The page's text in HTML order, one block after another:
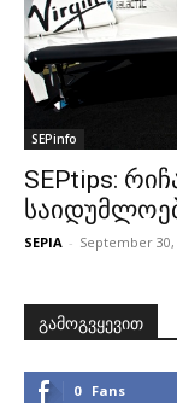
SEPinfo
SEPtips:
SEPIA - September 30,
გამოგვყევით
0 Fans